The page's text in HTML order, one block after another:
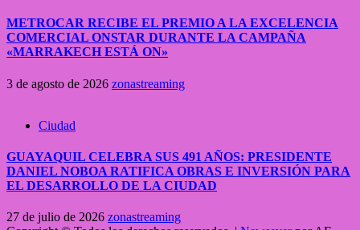
METROCAR RECIBE EL PREMIO A LA EXCELENCIA
COMERCIAL ONSTAR DURANTE LA CAMPAÑA
«MARRAKECH ESTÁ ON»
3 de agosto de 2026 zonastreaming
Ciudad
GUAYAQUIL CELEBRA SUS 491 AÑOS: PRESIDENTE
DANIEL NOBOA RATIFICA OBRAS E INVERSIÓN PARA
EL DESARROLLO DE LA CIUDAD
27 de julio de 2026 zonastreaming